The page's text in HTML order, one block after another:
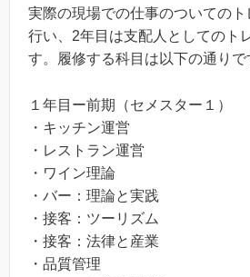
実際の現場での仕事のついての
行い、2年目は支配人としてのト
す。履修する科目は以下の通りで
１年目ー前期（セメスター１）
・キッチン運営
・レストラン運営
・ワイン理論
・バー：理論と実践
・接客：ツーリズム
・接客：法律と産業
・品質管理